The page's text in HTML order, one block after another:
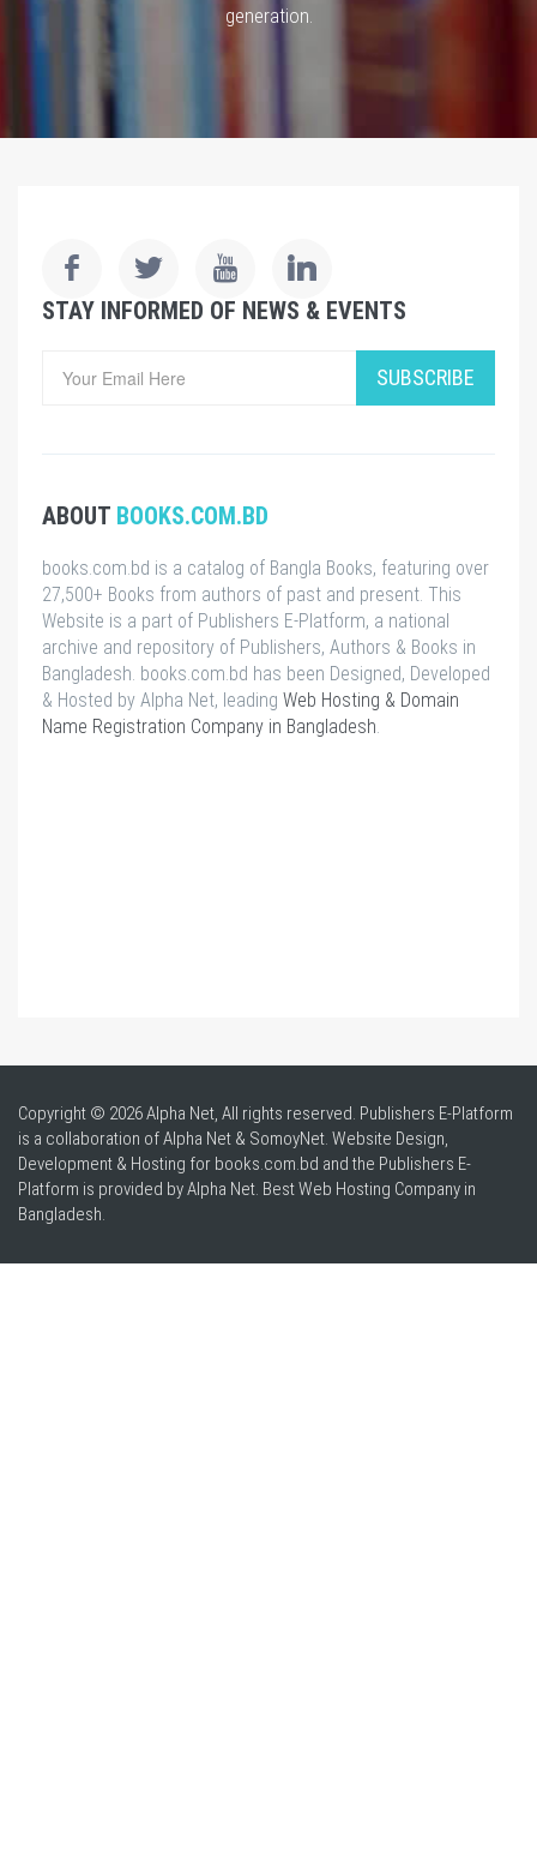
generation.
STAY INFORMED OF NEWS & EVENTS
SUBSCRIBE
ABOUT BOOKS.COM.BD
books.com.bd is a catalog of Bangla Books, featuring over
27,500+ Books from authors of past and present. This
Website is a part of Publishers E-Platform, a national
archive and repository of Publishers, Authors & Books in
Bangladesh. books.com.bd has been Designed, Developed
& Hosted by Alpha Net, leading Web Hosting & Domain
Name Registration Company in Bangladesh.
Copyright © 2026 Alpha Net, All rights reserved. Publishers E-Platform
is a collaboration of Alpha Net & SomoyNet. Website Design,
Development & Hosting for books.com.bd and the Publishers E-
Platform is provided by Alpha Net. BestWeb Hosting Company in
Bangladesh.